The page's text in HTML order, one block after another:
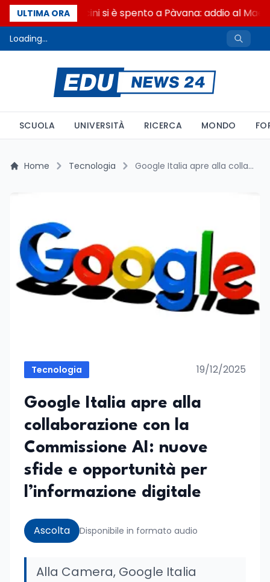
ULTIMA ORA
Francesco Guccini si è spento a Pàvana: addio al
Loading...
SCUOLA UNIVERSITÀ RICERCA MONDO
Home Tecnologia Google Italia apre alla collaborazione con la Commissione AI: nuove sfide e opportunità per l’informazione digitale
Tecnologia 19/12/2025
Google Italia apre alla
collaborazione con la
Commissione AI: nuove
sfide e opportunità per
l’informazione digitale
Ascolta Disponibile in formato audio
Alla Camera, Google Italia